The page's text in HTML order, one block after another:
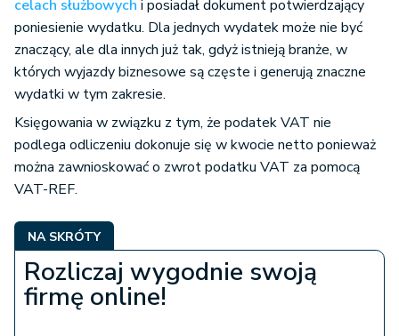
celach służbowych i posiadał dokument potwierdzający
poniesienie wydatku. Dla jednych wydatek może nie być
znaczący, ale dla innych już tak, gdyż istnieją branże, w
których wyjazdy biznesowe są częste i generują znaczne
wydatki w tym zakresie.
Księgowania w związku z tym, że podatek VAT nie
podlega odliczeniu dokonuje się w kwocie netto ponieważ
można zawnioskować o zwrot podatku VAT za pomocą
VAT-REF.
NA SKRÓTY
Rozliczaj wygodnie swoją
firmę online!